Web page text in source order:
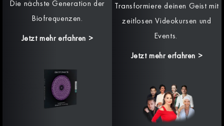
Die nächste Generation der
Biofrequenzen.
Jetzt mehr erfahren >
Transformiere deinen Geist mit
zeitlosen Videokursen und
Events.
Jetzt mehr erfahren >